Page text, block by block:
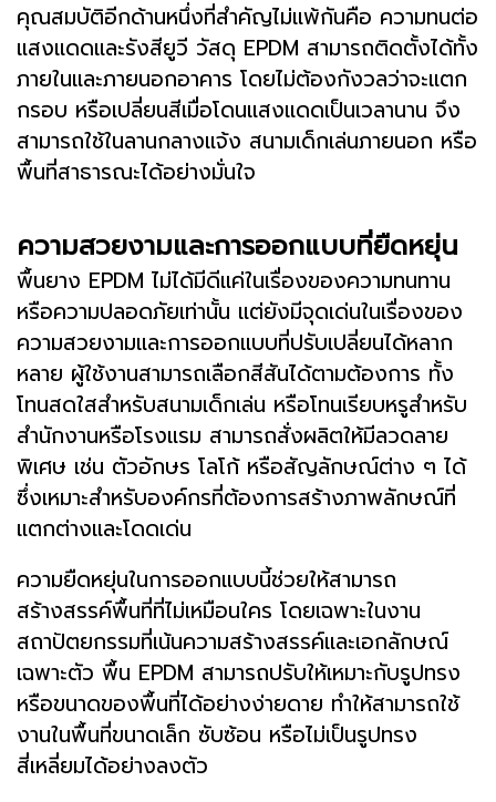
คุณสมบัติอีกด้านหนึ่งที่สำคัญไม่แพ้กันคือ ความทนต่อ
แสงแดดและรังสียูวี วัสดุ EPDM สามารถติดตั้งได้ทั้ง
ภายในและภายนอกอาคาร โดยไม่ต้องกังวลว่าจะแตก
กรอบ หรือเปลี่ยนสีเมื่อโดนแสงแดดเป็นเวลานาน จึง
สามารถใช้ในลานกลางแจ้ง สนามเด็กเล่นภายนอก หรือ
พื้นที่สาธารณะได้อย่างมั่นใจ
ความสวยงามและการออกแบบที่ยืดหยุ่น
พื้นยาง EPDM ไม่ได้มีดีแค่ในเรื่องของความทนทาน
หรือความปลอดภัยเท่านั้น แต่ยังมีจุดเด่นในเรื่องของ
ความสวยงามและการออกแบบที่ปรับเปลี่ยนได้หลาก
หลาย ผู้ใช้งานสามารถเลือกสีสันได้ตามต้องการ ทั้ง
โทนสดใสสำหรับสนามเด็กเล่น หรือโทนเรียบหรูสำหรับ
สำนักงานหรือโรงแรม สามารถสั่งผลิตให้มีลวดลาย
พิเศษ เช่น ตัวอักษร โลโก้ หรือสัญลักษณ์ต่าง ๆ ได้
ซึ่งเหมาะสำหรับองค์กรที่ต้องการสร้างภาพลักษณ์ที่
แตกต่างและโดดเด่น
ความยืดหยุ่นในการออกแบบนี้ช่วยให้สามารถ
สร้างสรรค์พื้นที่ที่ไม่เหมือนใคร โดยเฉพาะในงาน
สถาปัตยกรรมที่เน้นความสร้างสรรค์และเอกลักษณ์
เฉพาะตัว พื้น EPDM สามารถปรับให้เหมาะกับรูปทรง
หรือขนาดของพื้นที่ได้อย่างง่ายดาย ทำให้สามารถใช้
งานในพื้นที่ขนาดเล็ก ซับซ้อน หรือไม่เป็นรูปทรง
สี่เหลี่ยมได้อย่างลงตัว